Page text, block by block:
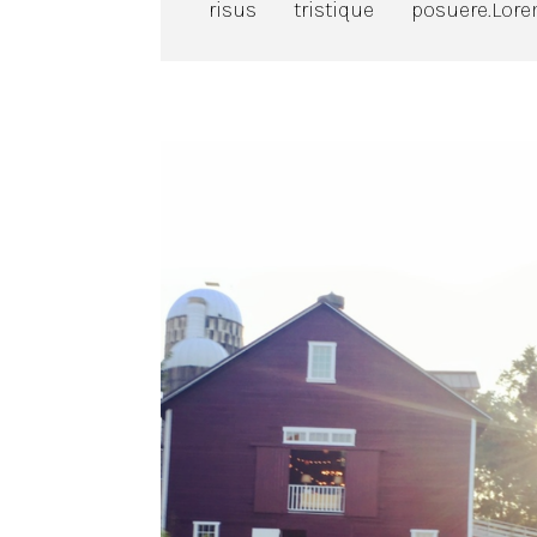
risus tristique
posuere.Lorem ipsum dolor